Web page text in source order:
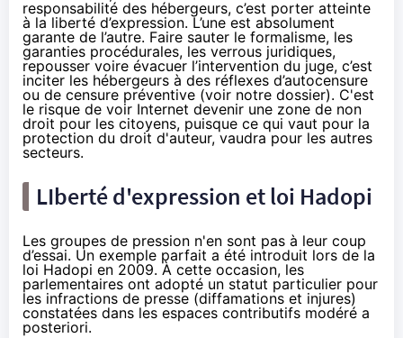
responsabilité des hébergeurs, c’est porter atteinte
à la liberté d’expression. L’une est absolument
garante de l’autre. Faire sauter le formalisme, les
garanties procédurales, les verrous juridiques,
repousser voire évacuer l’intervention du juge, c’est
inciter les hébergeurs à des réflexes d’autocensure
ou de censure préventive (voir notre dossier). C'est
le risque de voir Internet devenir une zone de non
droit pour les citoyens, puisque ce qui vaut pour la
protection du droit d'auteur, vaudra pour les autres
secteurs.
LIberté d'expression et loi Hadopi
Les groupes de pression n'en sont pas à leur coup
d’essai. Un exemple parfait a été introduit lors de la
loi Hadopi en 2009. À cette occasion, les
parlementaires ont adopté un statut particulier pour
les infractions de presse (diffamations et injures)
constatées dans les espaces contributifs modéré a
posteriori.